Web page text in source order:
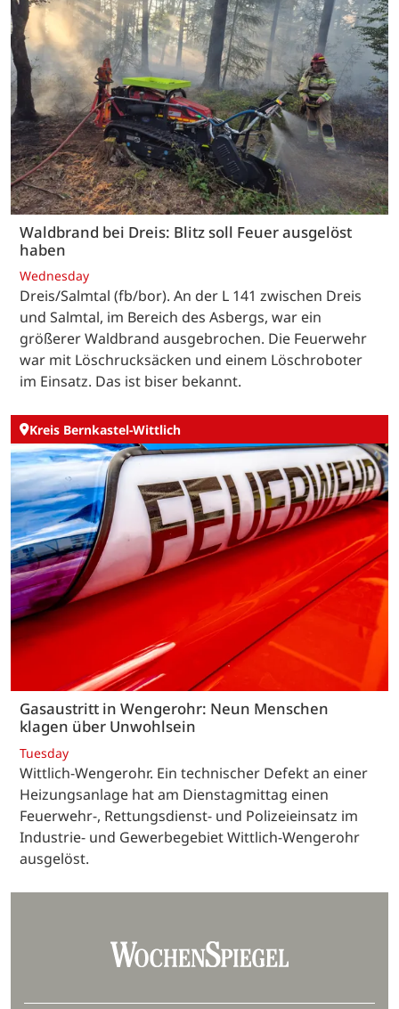
Waldbrand bei Dreis: Blitz soll Feuer ausgelöst
haben
Wednesday
Dreis/Salmtal (fb/bor). An der L 141 zwischen Dreis
und Salmtal, im Bereich des Asbergs, war ein
größerer Waldbrand ausgebrochen. Die Feuerwehr
war mit Löschrucksäcken und einem Löschroboter
im Einsatz. Das ist biser bekannt.
Kreis Bernkastel-Wittlich
Gasaustritt in Wengerohr: Neun Menschen
klagen über Unwohlsein
Tuesday
Wittlich-Wengerohr. Ein technischer Defekt an einer
Heizungsanlage hat am Dienstagmittag einen
Feuerwehr-, Rettungsdienst- und Polizeieinsatz im
Industrie- und Gewerbegebiet Wittlich-Wengerohr
ausgelöst.